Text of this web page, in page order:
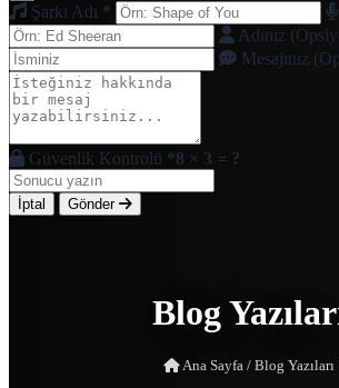
Şarkı Adı *
Adınız
Mesajınız
Güvenlik Kontrolü *8 × 3 = ?
İptal Gönder
Blog
Ana Sayfa / Blog Yazıları